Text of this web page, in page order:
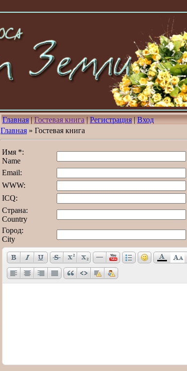
Главная|Гостевая книга|Регистрация|Вход
Главная » Гостевая книга
Имя *:
Name
Email:
WWW:
ICQ:
Страна:
Country
Город:
City